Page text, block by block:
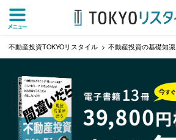
不動産投資TOKYOリスタイル 不動産投資の基礎知識